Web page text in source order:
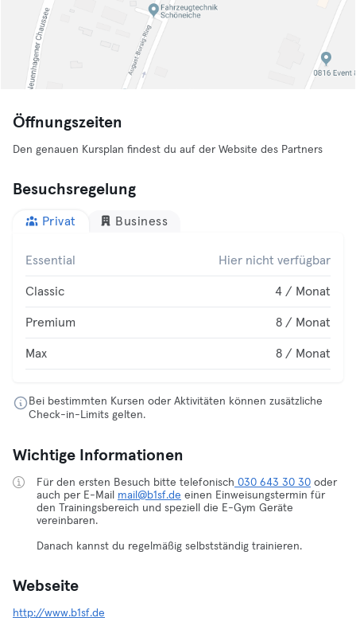
Öffnungszeiten
Den genauen Kursplan findest du auf der Website des Partners
Besuchsregelung
Privat Business
Essential Hier nicht verfügbar
Classic 4 / Monat
Premium 8 / Monat
Max 8 / Monat
Bei bestimmten Kursen oder Aktivitäten können zusätzliche
Check-in-Limits gelten.
Wichtige Informationen
Für den ersten Besuch bitte telefonisch 030 643 30 30 oder
auch per E-Mail mail@b1sf.de einen Einweisungstermin für
den Trainingsbereich und speziell die E-Gym Geräte
vereinbaren.
Danach kannst du regelmäßig selbstständig trainieren.
Webseite
http://www.b1sf.de